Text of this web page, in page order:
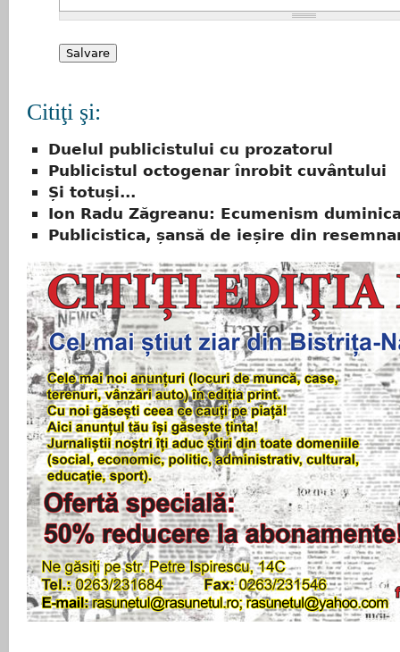
Citiţi şi:
Duelul publicistului cu prozatorul
Publicistul octogenar înrobit cuvântului
Și totuși...
Ion Radu Zăgreanu: Ecumenism
Publicistica, șansă de ieșire din